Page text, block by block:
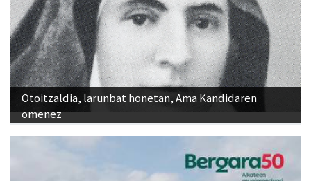
Otoitzaldia, larunbat honetan, Ama Kandidaren
omenez